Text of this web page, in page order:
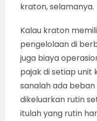
kraton, selamanya.
Kalau kraton
pengelolaan di
juga biaya
pajak di setiap unit
sanalah ada
dikeluarkan rutin
itulah yang rutin